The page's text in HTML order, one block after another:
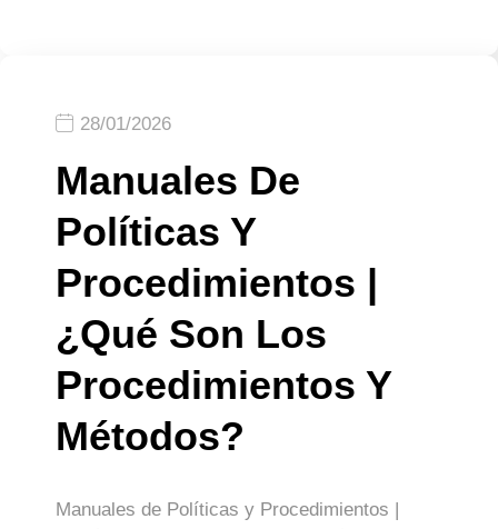
28/01/2026
Manuales De
Políticas Y
Procedimientos |
¿Qué Son Los
Procedimientos Y
Métodos?
Manuales de Políticas y Procedimientos |